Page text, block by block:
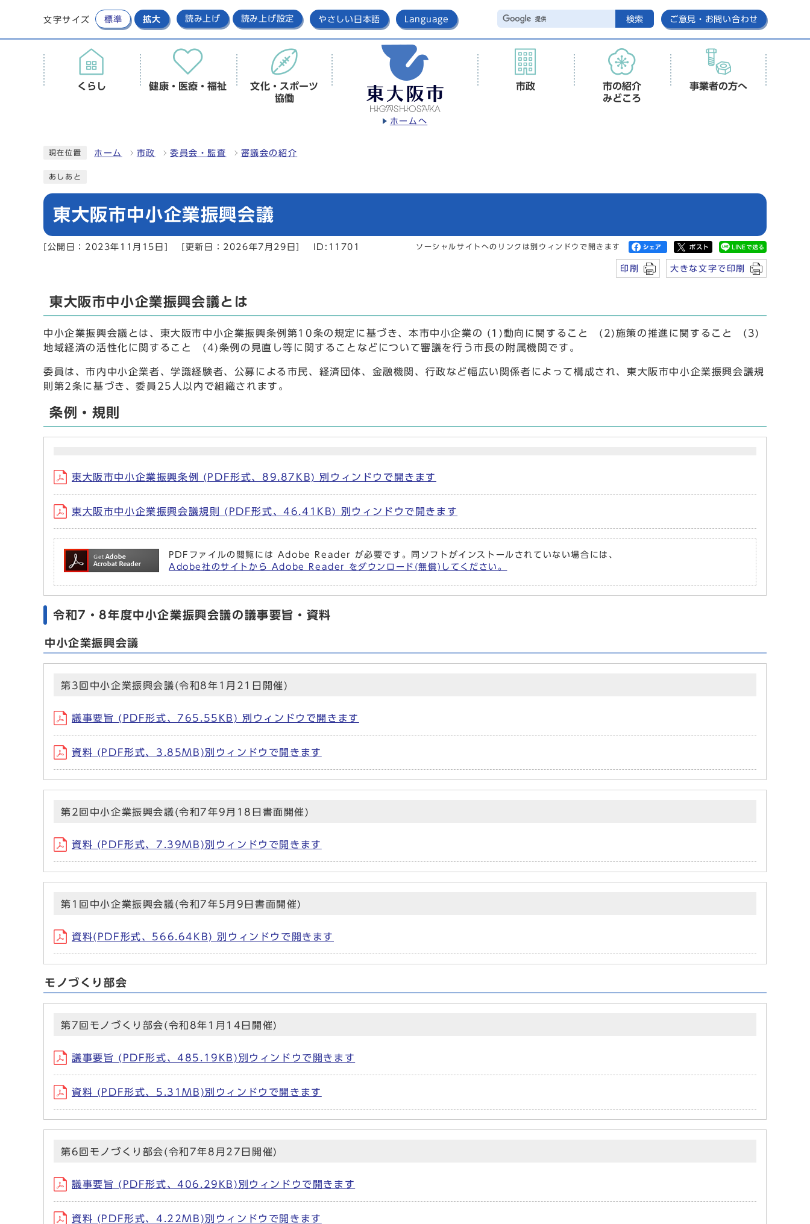
文字サイズ 標準 拡大 読み上げ 読み上げ設定 やさしい日本語 Language 検索 ご意見・お問い合わせ
ホームへ
くらし 健康・医療・福祉
文化・スポーツ
協働
市政
市の紹介
みどころ
事業者の方へ
現在位置 ホーム 市政 委員会・監査 審議会の紹介
あしあと
東大阪市中小企業振興会議
[公開日：2023年11月15日] [更新日：2026年7月29日] ID:11701 ソーシャルサイトへのリンクは別ウィンドウで開きます
印刷 大きな文字で印刷
東大阪市中小企業振興会議とは
中小企業振興会議とは、東大阪市中小企業振興条例第10条の規定に基づき、本市中小企業の (1)動向に関すること (2)施策の推進に関すること (3)
地域経済の活性化に関すること (4)条例の見直し等に関することなどについて審議を行う市長の附属機関です。
委員は、市内中小企業者、学識経験者、公募による市民、経済団体、金融機関、行政など幅広い関係者によって構成され、東大阪市中小企業振興会議規
則第2条に基づき、委員25人以内で組織されます。
条例・規則
東大阪市中小企業振興条例 (PDF形式、89.87KB) 別ウィンドウで開きます
東大阪市中小企業振興会議規則 (PDF形式、46.41KB) 別ウィンドウで開きます
PDFファイルの閲覧には Adobe Reader が必要です。同ソフトがインストールされていない場合には、
Adobe社のサイトから Adobe Reader をダウンロード(無償)してください。
令和7・8年度中小企業振興会議の議事要旨・資料
中小企業振興会議
第3回中小企業振興会議(令和8年1月21日開催)
議事要旨 (PDF形式、765.55KB) 別ウィンドウで開きます
資料 (PDF形式、3.85MB)別ウィンドウで開きます
第2回中小企業振興会議(令和7年9月18日書面開催)
資料 (PDF形式、7.39MB)別ウィンドウで開きます
第1回中小企業振興会議(令和7年5月9日書面開催)
資料(PDF形式、566.64KB) 別ウィンドウで開きます
モノづくり部会
第7回モノづくり部会(令和8年1月14日開催)
議事要旨 (PDF形式、485.19KB)別ウィンドウで開きます
資料 (PDF形式、5.31MB)別ウィンドウで開きます
第6回モノづくり部会(令和7年8月27日開催)
議事要旨 (PDF形式、406.29KB)別ウィンドウで開きます
資料 (PDF形式、4.22MB)別ウィンドウで開きます